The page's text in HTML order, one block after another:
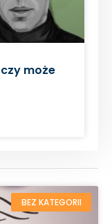
może
BEZ KATEGORII